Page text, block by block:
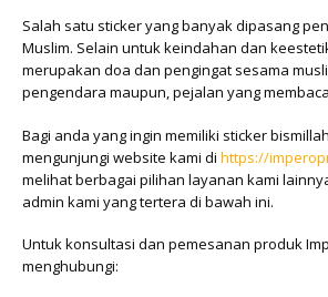
Salah satu sticker yang banyak dipasang
Muslim. Selain untuk keindahan dan
merupakan doa dan pengingat sesama
pengendara maupun, pejalan yang
Bagi anda yang ingin memiliki sticker
mengunjungi website kami di https://
melihat berbagai pilihan layanan kami
admin kami yang tertera di bawah ini.
Untuk konsultasi dan pemesanan produk
menghubungi: